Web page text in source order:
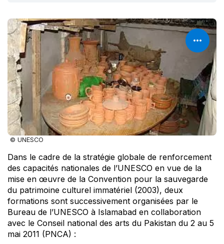
© UNESCO
Dans le cadre de la stratégie globale de renforcement
des capacités nationales de l’UNESCO en vue de la
mise en œuvre de la Convention pour la sauvegarde
du patrimoine culturel immatériel (2003), deux
formations sont successivement organisées par le
Bureau de l’UNESCO à Islamabad en collaboration
avec le Conseil national des arts du Pakistan du 2 au 5
mai 2011 (PNCA) :